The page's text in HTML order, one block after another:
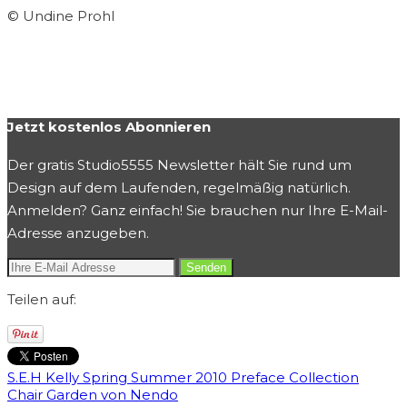
© Undine Prohl
Jetzt kostenlos Abonnieren
Der gratis Studio5555 Newsletter hält Sie rund um
Design auf dem Laufenden, regelmäßig natürlich.
Anmelden? Ganz einfach! Sie brauchen nur Ihre E-Mail-
Adresse anzugeben.
Teilen auf:
S.E.H Kelly Spring Summer 2010 Preface Collection
Chair Garden von Nendo